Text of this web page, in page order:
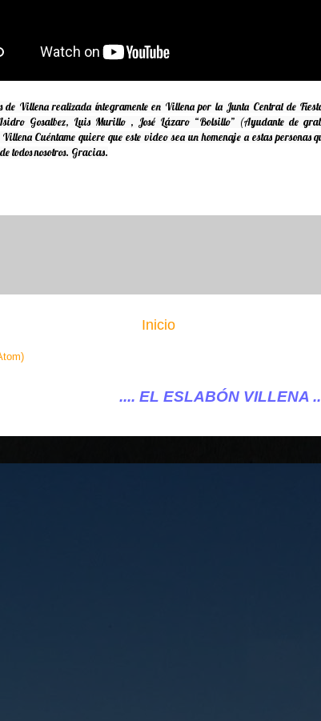
de Villena realizada íntegramente en Villena por la Junta Central de
Gosalbez, Luis Murillo , José Lázaro “Bolsillo” (Ayudante de
Cuéntame quiere que este video sea un homenaje a estas personas
todos nosotros. Gracias.
Inicio
.... EL ESLABÓN VILLENA ...